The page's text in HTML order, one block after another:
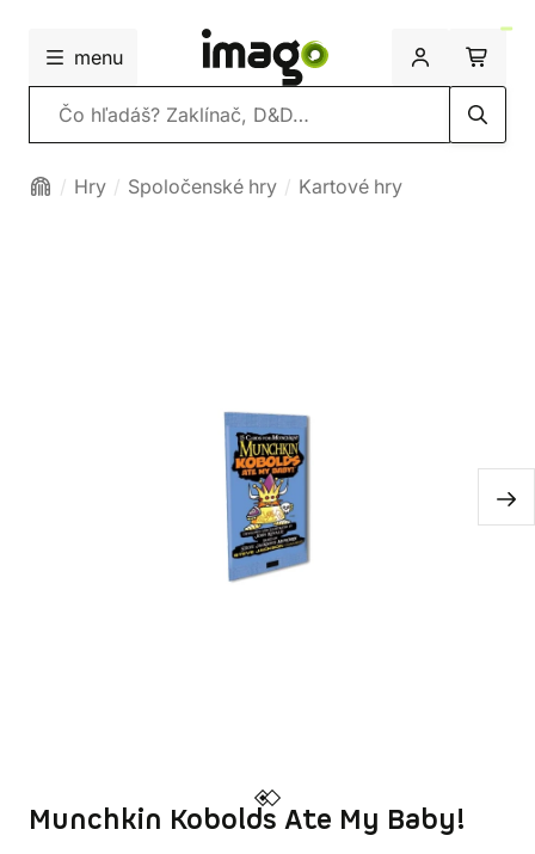
menu
Vyhľadávanie
Hry Spoločenské hry Kartové hry
Munchkin Kobolds Ate My Baby!